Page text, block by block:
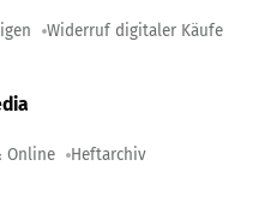
Widerruf digitaler Käufe
Online Heftarchiv